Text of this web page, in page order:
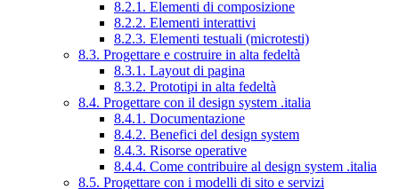
8.2.1. Elementi di composizione
8.2.2. Elementi interattivi
8.2.3. Elementi testuali (microtesti)
8.3. Progettare e costruire in alta fedeltà
8.3.1. Layout di pagina
8.3.2. Prototipi in alta fedeltà
8.4. Progettare con il design system .italia
8.4.1. Documentazione
8.4.2. Benefici del design system
8.4.3. Risorse operative
8.4.4. Come contribuire al design system .italia
8.5. Progettare con i modelli di sito e servizi